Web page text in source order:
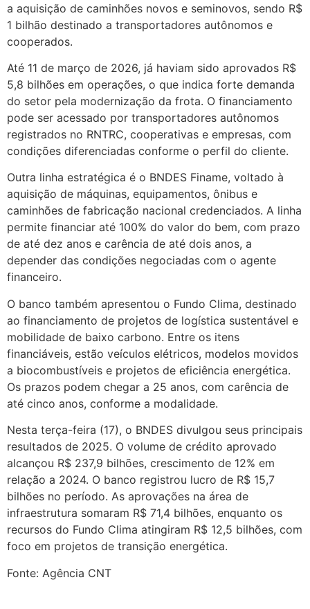
a aquisição de caminhões novos e seminovos, sendo R$
1 bilhão destinado a transportadores autônomos e
cooperados.
Até 11 de março de 2026, já haviam sido aprovados R$
5,8 bilhões em operações, o que indica forte demanda
do setor pela modernização da frota. O financiamento
pode ser acessado por transportadores autônomos
registrados no RNTRC, cooperativas e empresas, com
condições diferenciadas conforme o perfil do cliente.
Outra linha estratégica é o BNDES Finame, voltado à
aquisição de máquinas, equipamentos, ônibus e
caminhões de fabricação nacional credenciados. A linha
permite financiar até 100% do valor do bem, com prazo
de até dez anos e carência de até dois anos, a
depender das condições negociadas com o agente
financeiro.
O banco também apresentou o Fundo Clima, destinado
ao financiamento de projetos de logística sustentável e
mobilidade de baixo carbono. Entre os itens
financiáveis, estão veículos elétricos, modelos movidos
a biocombustíveis e projetos de eficiência energética.
Os prazos podem chegar a 25 anos, com carência de
até cinco anos, conforme a modalidade.
Nesta terça-feira (17), o BNDES divulgou seus principais
resultados de 2025. O volume de crédito aprovado
alcançou R$ 237,9 bilhões, crescimento de 12% em
relação a 2024. O banco registrou lucro de R$ 15,7
bilhões no período. As aprovações na área de
infraestrutura somaram R$ 71,4 bilhões, enquanto os
recursos do Fundo Clima atingiram R$ 12,5 bilhões, com
foco em projetos de transição energética.
Fonte: Agência CNT